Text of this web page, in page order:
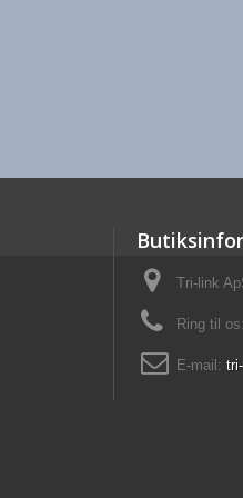
Tri-link
Ring til os:
E-mail: